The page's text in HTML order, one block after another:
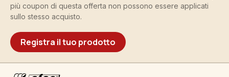
più coupon di questa offerta non possono essere applicati
sullo stesso acquisto.
Registra il tuo prodotto